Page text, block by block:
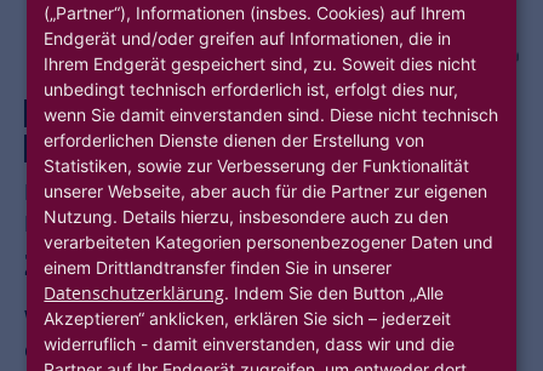
DIGITALISIERUNG HUMAN RESOURCES
NEW WORK
UNTERNEHMENSPROZESSE
HUBITATION
INTUITIVE LERNVIDEOS VON UND FÜR
MITARBEITER:INNEN
zesavi
Wissenstransfer und interne Weiterbildung
digital, intuitiv und persönlich.
(„Partner“), Informationen (insbes. Cookies) auf Ihrem
Endgerät und/oder greifen auf Informationen, die in
Ihrem Endgerät gespeichert sind, zu. Soweit dies nicht
unbedingt technisch erforderlich ist, erfolgt dies nur,
wenn Sie damit einverstanden sind. Diese nicht technisch
erforderlichen Dienste dienen der Erstellung von
Statistiken, sowie zur Verbesserung der Funktionalität
unserer Webseite, aber auch für die Partner zur eigenen
Nutzung. Details hierzu, insbesondere auch zu den
verarbeiteten Kategorien personenbezogener Daten und
einem Drittlandtransfer finden Sie in unserer
Datenschutzerklärung. Indem Sie den Button „Alle
Akzeptieren“ anklicken, erklären Sie sich – jederzeit
widerruflich - damit einverstanden, dass wir und die